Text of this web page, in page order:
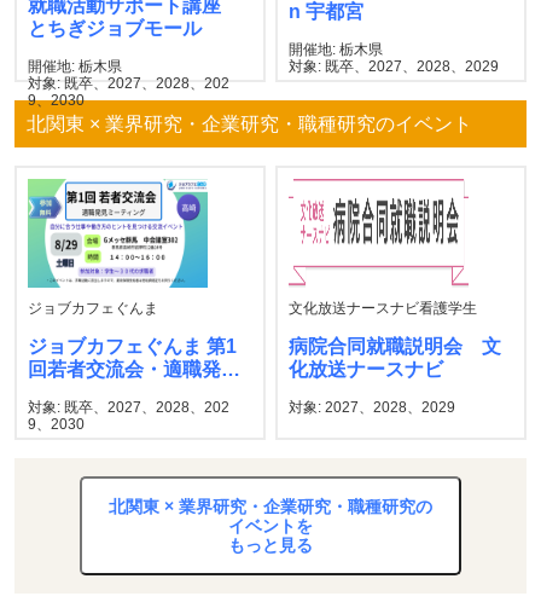
就職活動サポート講座
とちぎジョブモール
開催地: 栃木県
対象: 既卒、2027、2028、202
9、2030
n 宇都宮
開催地: 栃木県
対象: 既卒、2027、2028、2029
北関東 × 業界研究・企業研究・職種研究のイベント
ジョブカフェぐんま
ジョブカフェぐんま 第1
回若者交流会・適職発見
対象: 既卒、2027、2028、202
9、2030
文化放送ナースナビ看護学生
病院合同就職説明会 文
化放送ナースナビ
対象: 2027、2028、2029
北関東 × 業界研究・企業研究・職種研究の
イベントを
もっと見る